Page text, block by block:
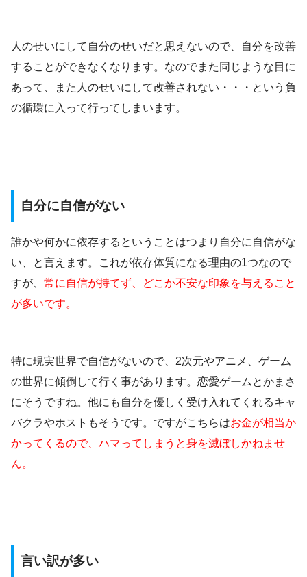
人のせいにして自分のせいだと思えないので、自分を改善
することができなくなります。なのでまた同じような目に
あって、また人のせいにして改善されない・・・という負
の循環に入って行ってしまいます。
自分に自信がない
誰かや何かに依存するということはつまり自分に自信がな
い、と言えます。これが依存体質になる理由の1つなので
すが、 常に自信が持てず、どこか不安な印象を与えること
が多いです。
特に現実世界で自信がないので、2次元やアニメ、ゲーム
の世界に傾倒して行く事があります。恋愛ゲームとかまさ
にそうですね。他にも自分を優しく受け入れてくれるキャ
バクラやホストもそうです。ですがこちらはお金が相当か
かってくるので、ハマってしまうと身を滅ぼしかねませ
ん。
言い訳が多い